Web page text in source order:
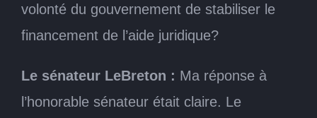
volonté du gouvernement de stabiliser le
financement de l’aide juridique?
Le sénateur LeBreton : Ma réponse à
l’honorable sénateur était claire. Le